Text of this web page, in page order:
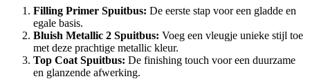
Filling Primer Spuitbus: De eerste stap voor een gladde en
egale basis.
Bluish Metallic 2 Spuitbus: Voeg een vleugje unieke stijl toe
met deze prachtige metallic kleur.
Top Coat Spuitbus: De finishing touch voor een duurzame
en glanzende afwerking.